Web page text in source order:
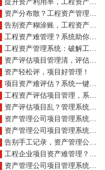
提升资产利用率，工程资产管理系统是关键！
资产分布散？工程资产管理系统来整合！
告别资产糊涂账，工程资产管理系统来帮忙！
工程资产难管理？系统助你一臂之力！
工程资产管理系统：破解工程企业资产乱局！
资产评估项目管理清，评估系统行！
资产轻松评，项目好管理！
项目资产难评估？系统一键搞定！
工程资产评估项目管理，系统助你轻松管！
资产评估项目乱？管理系统来搞定！
资产管理公司项目管理系统：工程企业实现资产与项目精细化管理的新篇章
资产管理公司项目管理系统：工程企业资产与项目协同管理的智慧平台
告别手工记录，资产管理公司项目管理系统引领工程企业数字化管理潮流!
工程企业项目资产难管理？资产管理公司项目管理系统来破局！
资产管理公司项目管理系统解决工程企业资产与项目管理的双重难题！